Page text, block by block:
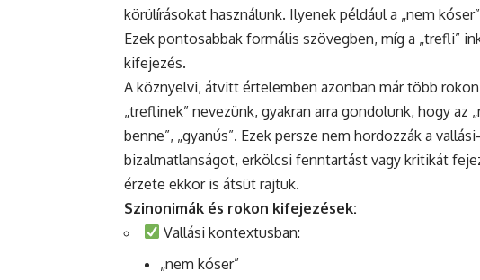
körülírásokat használunk. Ilyenek például a „nem
Ezek pontosabbak formális szövegben, míg a „trefli”
kifejezés.
A köznyelvi, átvitt értelemben azonban már több
„treflinek” nevezünk, gyakran arra gondolunk, hogy az
benne”, „gyanús”. Ezek persze nem hordozzák a
bizalmatlanságot, erkölcsi fenntartást vagy kritikát
érzete ekkor is átsüt rajtuk.
Szinonimák és rokon kifejezések:
Vallási kontextusban:
„nem kóser”